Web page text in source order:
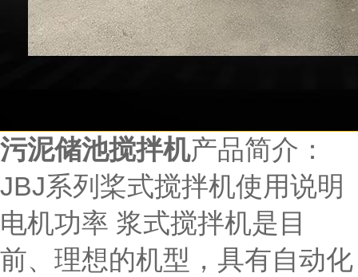
污泥储池搅拌机产品简介：
JBJ系列桨式搅拌机使用说明
电机功率 浆式搅拌机是目
前、理想的机型，具有自动化